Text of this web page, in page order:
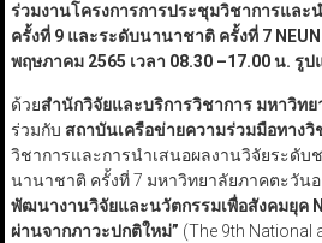
ร่วมงานโครงการการประชุมวิชาการและ
ครั้งที่ 9และระดับนานาชาติ ครั้งที่ 7
พฤษภาคม 2565 เวลา 08.30 –17.00น. รูป
ด้วยสำนักวิจัยและบริการวิชาการ มหาวิท
ร่วมกับ สถาบันเครือข่ายความร่วมมือทางวิ
วิชาการและการนำเสนอผลงานวิจัยระดับ
นานาชาติ ครั้งที่ 7 มหาวิทยาลัยภาคตะวันอ
พัฒนางานวิจัยและนวัตกรรมเพื่อสังคมยุค
ผ่านจากภาวะปกติใหม่” (The 9th National